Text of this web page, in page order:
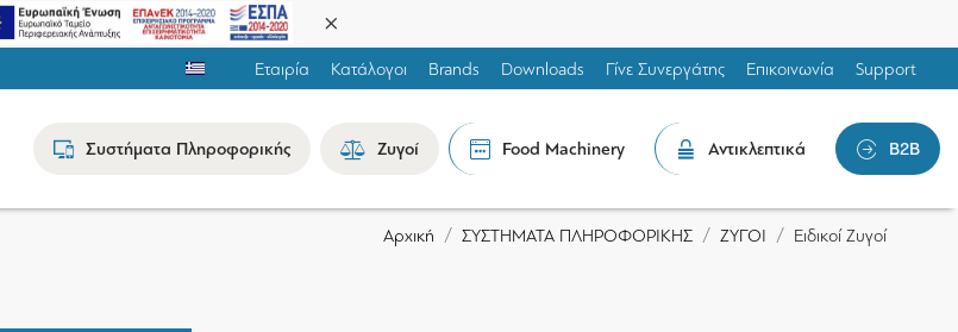
Εταιρία Κατάλογοι Brands Downloads Γίνε Συνεργάτης Επικοινωνία Support
Συστήματα Πληροφορικής Ζυγοί Food Machinery Αντικλεπτικά B2B
Αρχική ΣΥΣΤΗΜΑΤΑ ΠΛΗΡΟΦΟΡΙΚΗΣ ΖΥΓΟΙ Ειδικοί Ζυγοί